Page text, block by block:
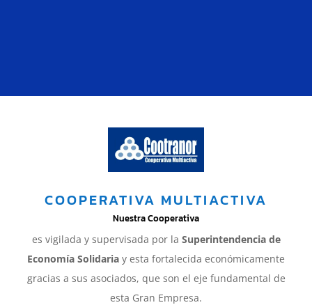
COOPERATIVA MULTIACTIVA
Nuestra Cooperativa
es vigilada y supervisada por la Superintendencia de
Economía Solidaria y esta fortalecida económicamente
gracias a sus asociados, que son el eje fundamental de
esta Gran Empresa.